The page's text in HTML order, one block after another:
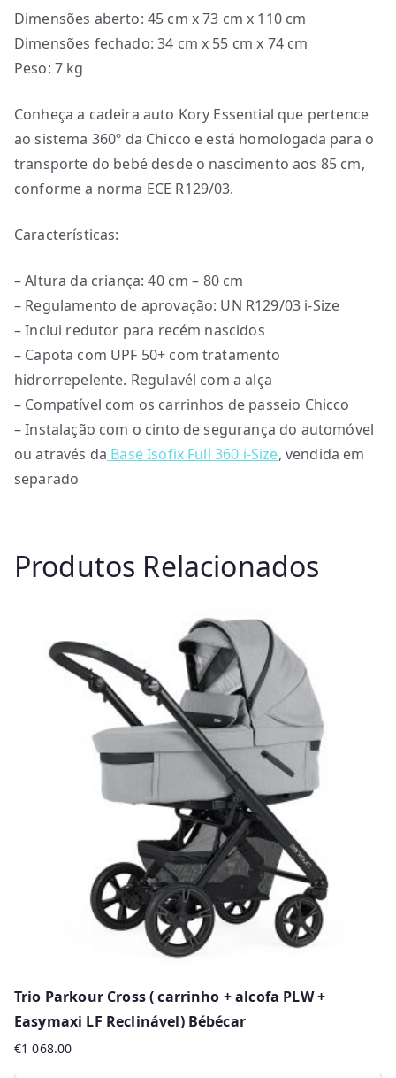
Dimensões aberto: 45 cm x 73 cm x 110 cm
Dimensões fechado: 34 cm x 55 cm x 74 cm
Peso: 7 kg
Conheça a cadeira auto Kory Essential que pertence
ao sistema 360º da Chicco e está homologada para o
transporte do bebé desde o nascimento aos 85 cm,
conforme a norma ECE R129/03.
Características:
– Altura da criança: 40 cm – 80 cm
– Regulamento de aprovação: UN R129/03 i-Size
– Inclui redutor para recém nascidos
– Capota com UPF 50+ com tratamento
hidrorrepelente. Regulavél com a alça
– Compatível com os carrinhos de passeio Chicco
– Instalação com o cinto de segurança do automóvel
ou através da Base Isofix Full 360 i-Size, vendida em
separado
Produtos Relacionados
Trio Parkour Cross ( carrinho + alcofa PLW +
Easymaxi LF Reclinável) Bébécar
€1 068.00